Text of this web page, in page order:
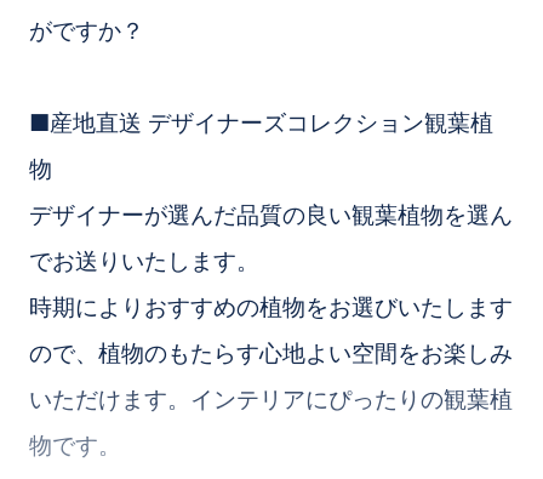
がですか？
■産地直送 デザイナーズコレクション観葉植
物
デザイナーが選んだ品質の良い観葉植物を選ん
でお送りいたします。
時期によりおすすめの植物をお選びいたします
ので、植物のもたらす心地よい空間をお楽しみ
いただけます。インテリアにぴったりの観葉植
物です。